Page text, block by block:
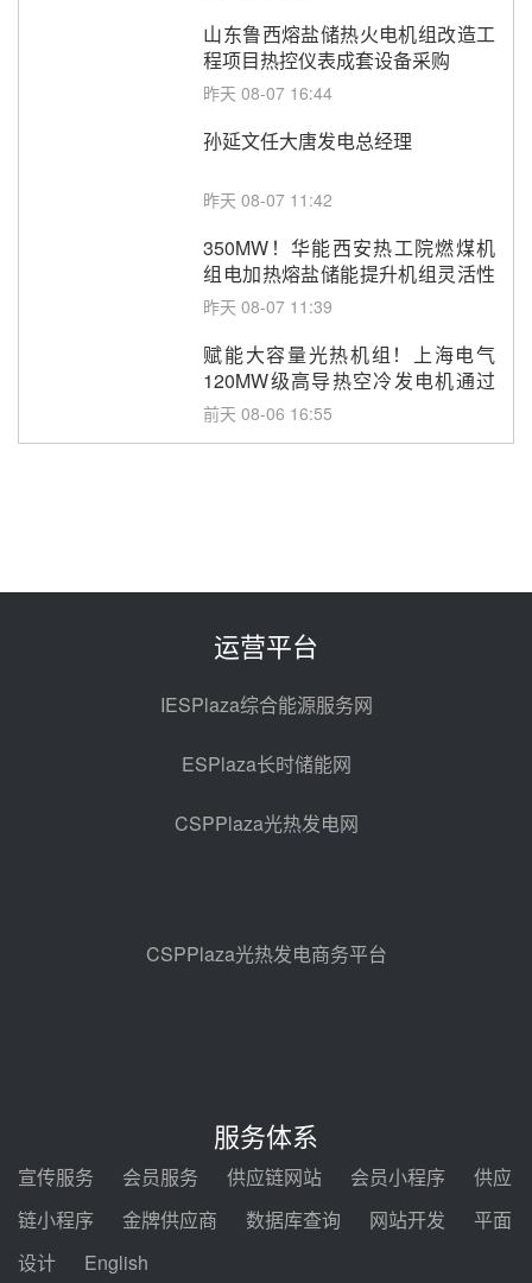
山东鲁西熔盐储热火电机组改造工
程项目热控仪表成套设备采购
昨天 08-07 16:44
孙延文任大唐发电总经理
昨天 08-07 11:42
350MW！华能西安热工院燃煤机
组电加热熔盐储能提升机组灵活性
改造项目初步设计第三方评审服务
昨天 08-07 11:39
赋能大容量光热机组！上海电气
120MW级高导热空冷发电机通过
型式试验
前天 08-06 16:55
100MW光工程性能试验采购
光热示范电站二列蒸汽发生器设备
亚核阀业中标天山北麓100MW光
热发电工程EPC总承包项目熔盐截
止阀、熔盐三偏心蝶阀采购
08-05 17:15
包项目熔盐介质超声波流量计采购
08-05 17:09
电机组灵活性改造项目三元液态盐
采购合同
迪尔化工预中标华能西安热工院
2026-2029年熔盐介质框架协议
运营平台
IESPlaza综合能源服务网
ESPlaza长时储能网
CSPPlaza光热发电网
CSPPlaza光热发电商务平台
服务体系
宣传服务 会员服务 供应链网站 会员小程序
供应
链小程序
金牌供应商 数据库查询 网站开发
平面
设计
English